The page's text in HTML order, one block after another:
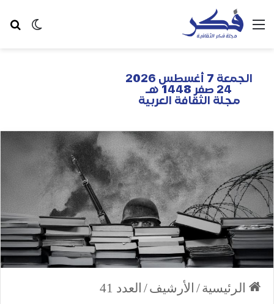
الجمعة 7 أغسطس 2026
24 صفر 1448 هـ
مجلة الثقافة العربية
الرئيسية/ الأرشيف/ العدد 41